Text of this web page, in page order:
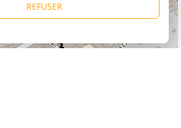
REFUSER